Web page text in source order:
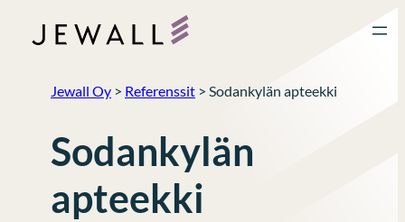
sisältöön
Jewall Oy > Referenssit > Sodankylän apteekki
Sodankylän
apteekki